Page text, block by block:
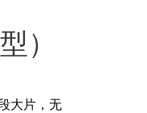
）
大片，无